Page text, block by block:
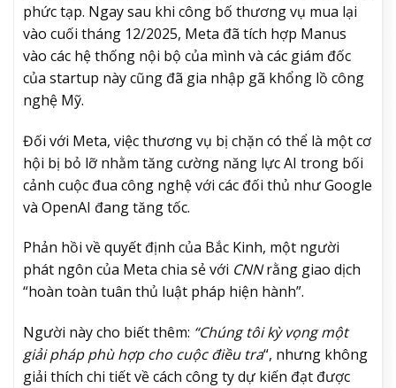
phức tạp. Ngay sau khi công bố thương vụ mua lại
vào cuối tháng 12/2025, Meta đã tích hợp Manus
vào các hệ thống nội bộ của mình và các giám đốc
của startup này cũng đã gia nhập gã khổng lồ công
nghệ Mỹ.
Đối với Meta, việc thương vụ bị chặn có thể là một cơ
hội bị bỏ lỡ nhằm tăng cường năng lực AI trong bối
cảnh cuộc đua công nghệ với các đối thủ như Google
và OpenAI đang tăng tốc.
Phản hồi về quyết định của Bắc Kinh, một người
phát ngôn của Meta chia sẻ với CNNrằng giao dịch
“hoàn toàn tuân thủ luật pháp hiện hành”.
Người này cho biết thêm: “Chúng tôi kỳ vọng một
giải pháp phù hợp cho cuộc điều tra“, nhưng không
giải thích chi tiết về cách công ty dự kiến đạt được